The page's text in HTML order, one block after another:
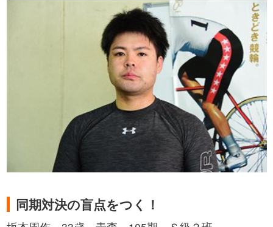
​同期対決の盲点をつく！